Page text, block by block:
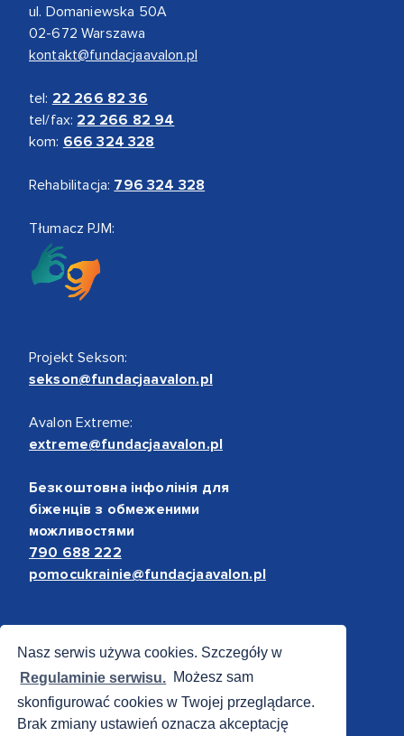
Nasz serwis używa cookies. Szczegóły w
Regulaminie serwisu. Możesz sam
skonfigurować cookies w Twojej przeglądarce.
Brak zmiany ustawień oznacza akceptację
ul. Domaniewska 50A
02-672 Warszawa
kontakt@fundacjaavalon.pl
tel: 22 266 82 36
tel/fax: 22 266 82 94
kom: 666 324 328
Rehabilitacja: 796 324 328
Tłumacz PJM:
Projekt Sekson:
sekson@fundacjaavalon.pl
Avalon Extreme:
extreme@fundacjaavalon.pl
Безкоштовна інфолінія для
біженців з обмеженими
можливостями
790 688 222
pomocukrainie@fundacjaavalon.pl
Bezpieczne płatności